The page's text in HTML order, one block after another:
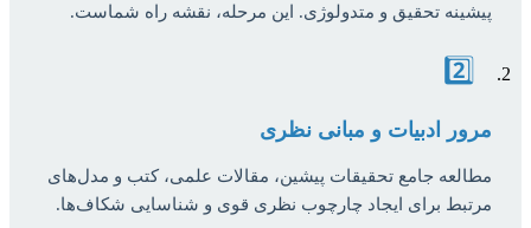
پیشینه تحقیق و متدولوژی. این مرحله، نقشه راه شماست.
2️⃣
مرور ادبیات و مبانی نظری
مطالعه جامع تحقیقات پیشین، مقالات علمی، کتب و مدل‌های
مرتبط برای ایجاد چارچوب نظری قوی و شناسایی شکاف‌ها.